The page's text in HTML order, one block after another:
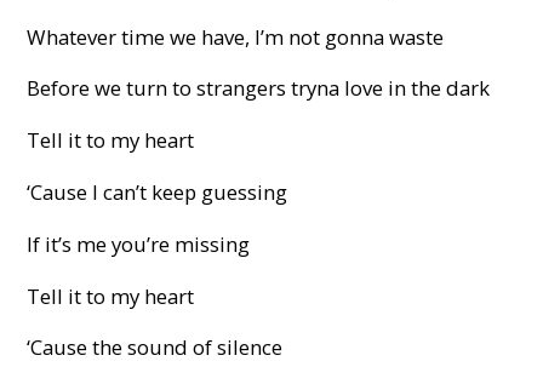
Whatever time we have, I’m not gonna waste
Before we turn to strangers tryna love in the dark
Tell it to my heart
‘Cause I can’t keep guessing
If it’s me you’re missing
Tell it to my heart
‘Cause the sound of silence